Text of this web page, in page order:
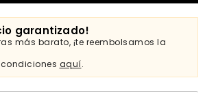
garantizado!
más barato, ¡te reembolsamos la
aquí.